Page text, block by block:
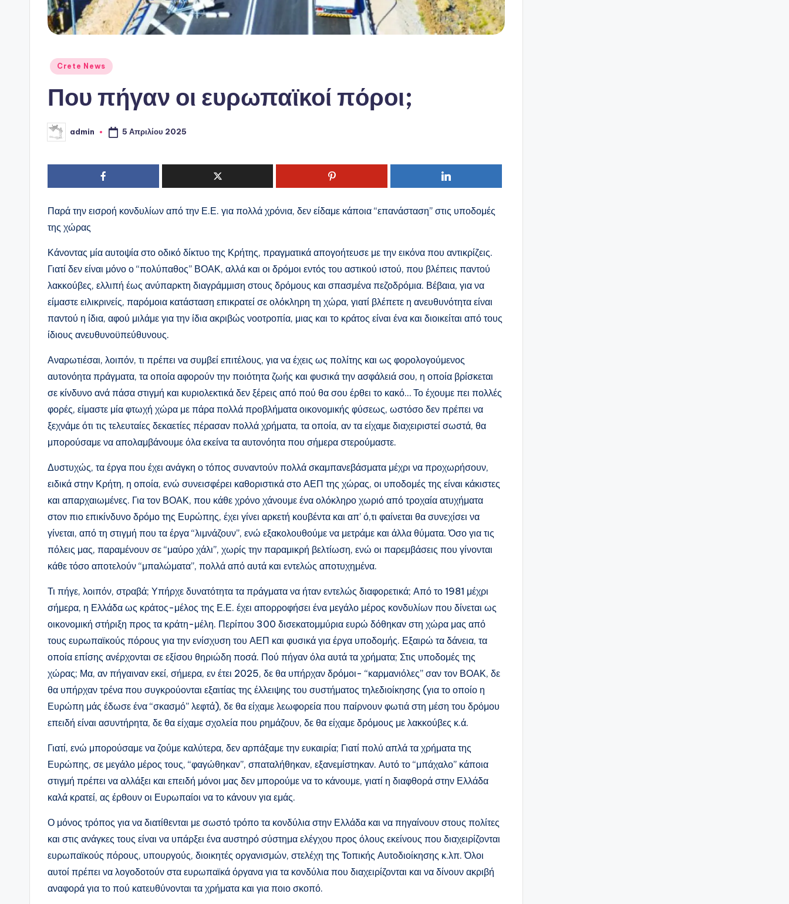
Αναρτήθηκε
Crete News
Που πήγαν οι ευρωπαϊκοί πόροι;
Συγγραφέας:
admin 5 Απριλίου 2025
Παρά την εισροή κονδυλίων από την Ε.Ε. για πολλά χρόνια, δεν είδαμε κάποια “επανάσταση” στις υποδομές
της χώρας
Κάνοντας μία αυτοψία στο οδικό δίκτυο της Κρήτης, πραγματικά απογοήτευσε με την εικόνα που αντικρίζεις.
Γιατί δεν είναι μόνο ο “πολύπαθος” ΒΟΑΚ, αλλά και οι δρόμοι εντός του αστικού ιστού, που βλέπεις παντού
λακκούβες, ελλιπή έως ανύπαρκτη διαγράμμιση στους δρόμους και σπασμένα πεζοδρόμια. Βέβαια, για να
είμαστε ειλικρινείς, παρόμοια κατάσταση επικρατεί σε ολόκληρη τη χώρα, γιατί βλέπετε η ανευθυνότητα είναι
παντού η ίδια, αφού μιλάμε για την ίδια ακριβώς νοοτροπία, μιας και το κράτος είναι ένα και διοικείται από τους
ίδιους ανευθυνοϋπεύθυνους.
Αναρωτιέσαι, λοιπόν, τι πρέπει να συμβεί επιτέλους, για να έχεις ως πολίτης και ως φορολογούμενος
αυτονόητα πράγματα, τα οποία αφορούν την ποιότητα ζωής και φυσικά την ασφάλειά σου, η οποία βρίσκεται
σε κίνδυνο ανά πάσα στιγμή και κυριολεκτικά δεν ξέρεις από πού θα σου έρθει το κακό… Το έχουμε πει πολλές
φορές, είμαστε μία φτωχή χώρα με πάρα πολλά προβλήματα οικονομικής φύσεως, ωστόσο δεν πρέπει να
ξεχνάμε ότι τις τελευταίες δεκαετίες πέρασαν πολλά χρήματα, τα οποία, αν τα είχαμε διαχειριστεί σωστά, θα
μπορούσαμε να απολαμβάνουμε όλα εκείνα τα αυτονόητα που σήμερα στερούμαστε.
Δυστυχώς, τα έργα που έχει ανάγκη ο τόπος συναντούν πολλά σκαμπανεβάσματα μέχρι να προχωρήσουν,
ειδικά στην Κρήτη, η οποία, ενώ συνεισφέρει καθοριστικά στο ΑΕΠ της χώρας, οι υποδομές της είναι κάκιστες
και απαρχαιωμένες. Για τον ΒΟΑΚ, που κάθε χρόνο χάνουμε ένα ολόκληρο χωριό από τροχαία ατυχήματα
στον πιο επικίνδυνο δρόμο της Ευρώπης, έχει γίνει αρκετή κουβέντα και απ’ ό,τι φαίνεται θα συνεχίσει να
γίνεται, από τη στιγμή που τα έργα “λιμνάζουν”, ενώ εξακολουθούμε να μετράμε και άλλα θύματα. Όσο για τις
πόλεις μας, παραμένουν σε “μαύρο χάλι”, χωρίς την παραμικρή βελτίωση, ενώ οι παρεμβάσεις που γίνονται
κάθε τόσο αποτελούν “μπαλώματα”, πολλά από αυτά και εντελώς αποτυχημένα.
Τι πήγε, λοιπόν, στραβά; Υπήρχε δυνατότητα τα πράγματα να ήταν εντελώς διαφορετικά; Από το 1981 μέχρι
σήμερα, η Ελλάδα ως κράτος-μέλος της Ε.Ε. έχει απορροφήσει ένα μεγάλο μέρος κονδυλίων που δίνεται ως
οικονομική στήριξη προς τα κράτη-μέλη. Περίπου 300 δισεκατομμύρια ευρώ δόθηκαν στη χώρα μας από
τους ευρωπαϊκούς πόρους για την ενίσχυση του ΑΕΠ και φυσικά για έργα υποδομής. Εξαιρώ τα δάνεια, τα
οποία επίσης ανέρχονται σε εξίσου θηριώδη ποσά. Πού πήγαν όλα αυτά τα χρήματα; Στις υποδομές της
χώρας; Μα, αν πήγαιναν εκεί, σήμερα, εν έτει 2025, δε θα υπήρχαν δρόμοι- “καρμανιόλες” σαν τον ΒΟΑΚ, δε
θα υπήρχαν τρένα που συγκρούονται εξαιτίας της έλλειψης του συστήματος τηλεδιοίκησης (για το οποίο η
Ευρώπη μάς έδωσε ένα “σκασμό” λεφτά), δε θα είχαμε λεωφορεία που παίρνουν φωτιά στη μέση του δρόμου
επειδή είναι ασυντήρητα, δε θα είχαμε σχολεία που ρημάζουν, δε θα είχαμε δρόμους με λακκούβες κ.ά.
Γιατί, ενώ μπορούσαμε να ζούμε καλύτερα, δεν αρπάξαμε την ευκαιρία; Γιατί πολύ απλά τα χρήματα της
Ευρώπης, σε μεγάλο μέρος τους, “φαγώθηκαν”, σπαταλήθηκαν, εξανεμίστηκαν. Αυτό το “μπάχαλο” κάποια
στιγμή πρέπει να αλλάξει και επειδή μόνοι μας δεν μπορούμε να το κάνουμε, γιατί η διαφθορά στην Ελλάδα
καλά κρατεί, ας έρθουν οι Ευρωπαίοι να το κάνουν για εμάς.
Ο μόνος τρόπος για να διατίθενται με σωστό τρόπο τα κονδύλια στην Ελλάδα και να πηγαίνουν στους πολίτες
και στις ανάγκες τους είναι να υπάρξει ένα αυστηρό σύστημα ελέγχου προς όλους εκείνους που διαχειρίζονται
ευρωπαϊκούς πόρους, υπουργούς, διοικητές οργανισμών, στελέχη της Τοπικής Αυτοδιοίκησης κ.λπ. Όλοι
αυτοί πρέπει να λογοδοτούν στα ευρωπαϊκά όργανα για τα κονδύλια που διαχειρίζονται και να δίνουν ακριβή
αναφορά για το πού κατευθύνονται τα χρήματα και για ποιο σκοπό.